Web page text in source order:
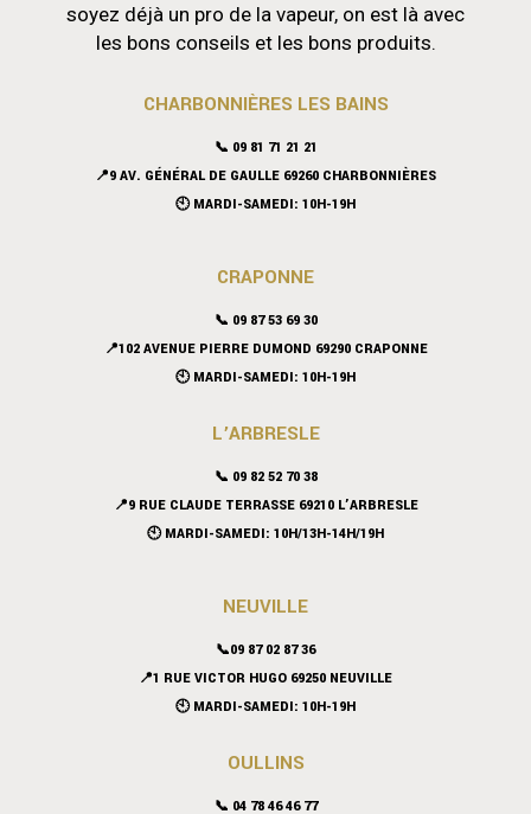
soyez déjà un pro de la vapeur, on est là avec
les bons conseils et les bons produits.
CHARBONNIÈRES LES BAINS
📞 09 81 71 21 21
📍9 AV. GÉNÉRAL DE GAULLE 69260 CHARBONNIÈRES
🕙 MARDI-SAMEDI: 10H-19H
CRAPONNE
📞 09 87 53 69 30
📍102 AVENUE PIERRE DUMOND 69290 CRAPONNE
🕙 MARDI-SAMEDI: 10H-19H
L’ARBRESLE
📞 09 82 52 70 38
📍9 RUE CLAUDE TERRASSE 69210 L’ARBRESLE
🕙 MARDI-SAMEDI: 10H/13H-14H/19H
NEUVILLE
📞09 87 02 87 36
📍1 RUE VICTOR HUGO 69250 NEUVILLE
🕙 MARDI-SAMEDI: 10H-19H
OULLINS
📞 04 78 46 46 77